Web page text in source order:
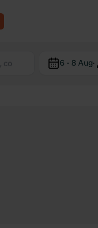
6 - 8 Aug·